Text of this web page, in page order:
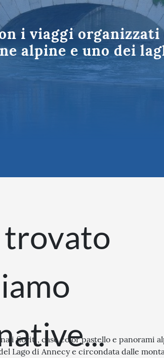
Veneto
Puglia
i viaggi organizzati
alpine e uno dei
trovato
fioriti, case color pastello e panorami
Lago di Annecy e circondata dalle